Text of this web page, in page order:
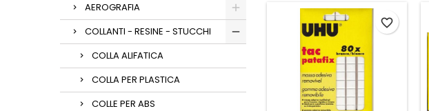
AEROGRAFIA
COLLANTI - RESINE - STUCCHI
COLLA ALIFATICA
COLLA PER PLASTICA
COLLE PER ABS
favorite_border